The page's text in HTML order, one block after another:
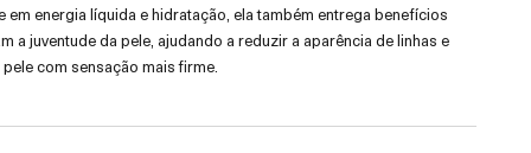
em energia líquida e hidratação, ela também entrega benefícios
a juventude da pele, ajudando a reduzir a aparência de linhas e
com sensação mais firme.